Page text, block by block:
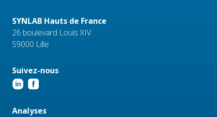
SYNLAB Hauts de France
26 boulevard Louis XIV
59000 Lille
Suivez-nous
Analyses